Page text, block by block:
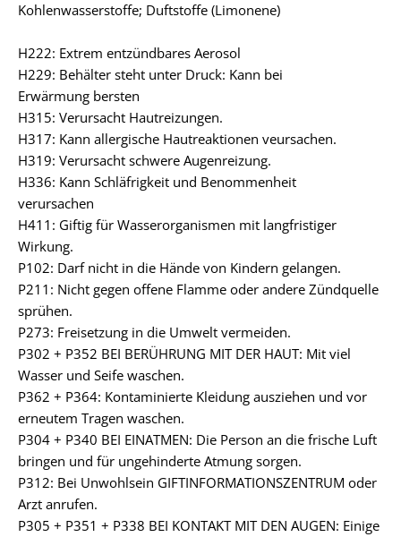
Kohlenwasserstoffe; Duftstoffe (Limonene)
H222: Extrem entzündbares Aerosol
H229: Behälter steht unter Druck: Kann bei
Erwärmung bersten
H315: Verursacht Hautreizungen.
H317: Kann allergische Hautreaktionen veursachen.
H319: Verursacht schwere Augenreizung.
H336: Kann Schläfrigkeit und Benommenheit
verursachen
H411: Giftig für Wasserorganismen mit langfristiger
Wirkung.
P102: Darf nicht in die Hände von Kindern gelangen.
P211: Nicht gegen offene Flamme oder andere Zündquelle
sprühen.
P273: Freisetzung in die Umwelt vermeiden.
P302 + P352 BEI BERÜHRUNG MIT DER HAUT: Mit viel
Wasser und Seife waschen.
P362 + P364: Kontaminierte Kleidung ausziehen und vor
erneutem Tragen waschen.
P304 + P340 BEI EINATMEN: Die Person an die frische Luft
bringen und für ungehinderte Atmung sorgen.
P312: Bei Unwohlsein GIFTINFORMATIONSZENTRUM oder
Arzt anrufen.
P305 + P351 + P338 BEI KONTAKT MIT DEN AUGEN: Einige